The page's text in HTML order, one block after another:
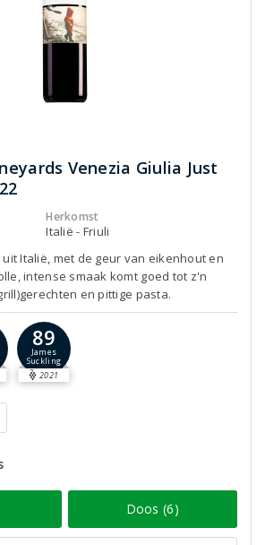
Venezia Giulia Just
Herkomst
Italië - Friuli
Italië, met de geur van eikenhout en
intense smaak komt goed tot z'n
en pittige pasta.
89
James
Suckling
2021
Doos (6)